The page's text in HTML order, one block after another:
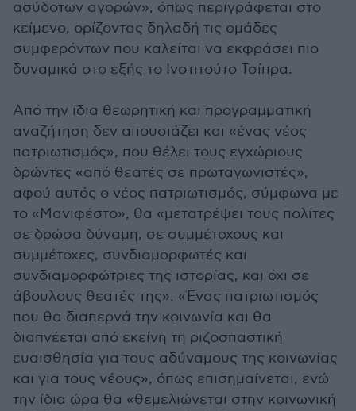
ασύδοτων αγορών», όπως περιγράφεται στο
κείμενο, ορίζοντας δηλαδή τις ομάδες
συμφερόντων που καλείται να εκφράσει πιο
δυναμικά στο εξής το Ινστιτούτο Τσίπρα.
Από την ίδια θεωρητική και προγραμματική
αναζήτηση δεν απουσιάζει και «ένας νέος
πατριωτισμός», που θέλει τους εγχώριους
δρώντες «από θεατές σε πρωταγωνιστές»,
αφού αυτός ο νέος πατριωτισμός, σύμφωνα με
το «Μανιφέστο», θα «μετατρέψει τους πολίτες
σε δρώσα δύναμη, σε συμμέτοχους και
συμμέτοχες, συνδιαμορφωτές και
συνδιαμορφώτριες της ιστορίας, και όχι σε
άβουλους θεατές της». «Ένας πατριωτισμός
που θα διαπερνά την κοινωνία και θα
διαπνέεται από εκείνη τη ριζοσπαστική
ευαισθησία για τους αδύναμους της κοινωνίας
και για τους νέους», όπως επισημαίνεται, ενώ
την ίδια ώρα θα «θεμελιώνεται στην κοινωνική